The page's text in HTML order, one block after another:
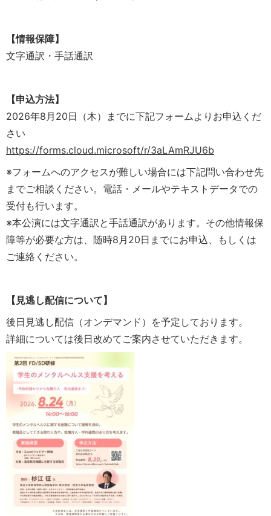
【情報保障】
文字通訳・手話通訳
【申込方法】
2026年8月20日（木）までに下記フォームよりお申込くだ
さい
https://forms.cloud.microsoft/r/3aLAmRJU6b
※フォームへのアクセスが難しい場合には下記問い合わせ先
までご相談ください。電話・メールやテキストデータでの
受付も行います。
※本公演には文字通訳と手話通訳があります。その他情報保
障等が必要な方は、随時8月20日までにお申込、もしくは
ご連絡ください。
【見逃し配信について】
後日見逃し配信（オンデマンド）を予定しております。
詳細については後日改めてご案内させていただきます。